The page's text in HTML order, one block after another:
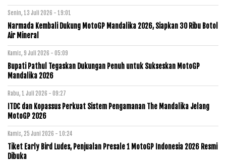
Senin, 13 Juli 2026 - 19:01
Narmada Kembali Dukung MotoGP Mandalika 2026, Siapkan 30 Ribu Botol
Air Mineral
Kamis, 9 Juli 2026 - 05:09
Bupati Pathul Tegaskan Dukungan Penuh untuk Sukseskan MotoGP
Mandalika 2026
Rabu, 1 Juli 2026 - 09:27
ITDC dan Kopassus Perkuat Sistem Pengamanan The Mandalika Jelang
MotoGP 2026
Kamis, 25 Juni 2026 - 10:24
Tiket Early Bird Ludes, Penjualan Presale 1 MotoGP Indonesia 2026 Resmi
Dibuka